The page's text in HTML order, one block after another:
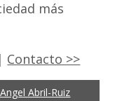
más
Contacto >>
Abril-Ruiz